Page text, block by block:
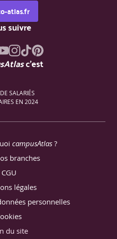
atlas.fr
suivre
c'est
SALARIÉS
EN 2024
campusAtlas ?
branches
CGU
légales
personnelles
du site